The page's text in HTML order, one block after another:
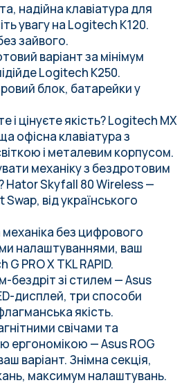
надійна клавіатура для
увагу на Logitech K120.
зайвого.
варіант за мінімум
Logitech K250.
блок, батарейки у
і цінуєте якість? Logitech MX
офісна клавіатура з
і металевим корпусом.
механіку з бездротовим
Hator Skyfall 80 Wireless —
від українського
без цифрового
налаштуваннями, ваш
PRO X TKL RAPID.
бездріт зі стилем — Asus
дисплей, три способи
якість.
свічами та
ергономікою — Asus ROG
варіант. Знімна секція,
максимум налаштувань.